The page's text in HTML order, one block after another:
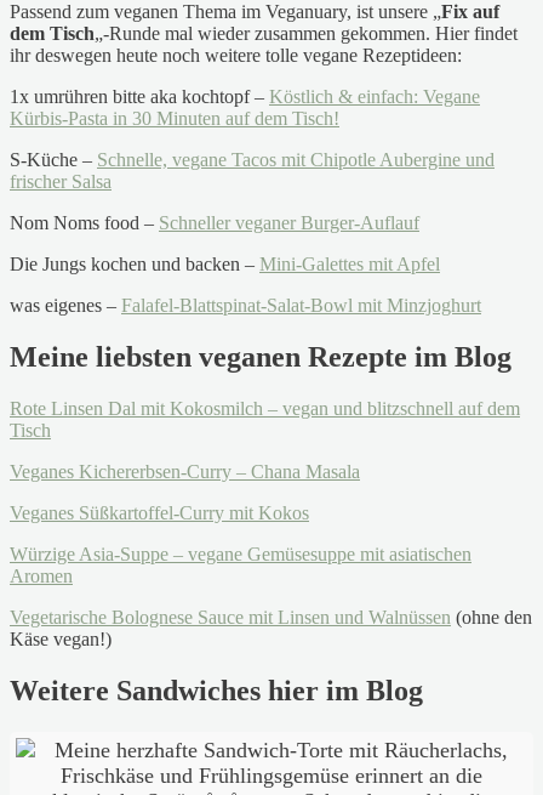
Passend zum veganen Thema im Veganuary, ist unsere „Fix auf
dem Tisch„-Runde mal wieder zusammen gekommen. Hier findet
ihr deswegen heute noch weitere tolle vegane Rezeptideen:
1x umrühren bitte aka kochtopf – Köstlich & einfach: Vegane
Kürbis-Pasta in 30 Minuten auf dem Tisch!
S-Küche – Schnelle, vegane Tacos mit Chipotle Aubergine und
frischer Salsa
Nom Noms food – Schneller veganer Burger-Auflauf
Die Jungs kochen und backen – Mini-Galettes mit Apfel
was eigenes – Falafel-Blattspinat-Salat-Bowl mit Minzjoghurt
Meine liebsten veganen Rezepte im Blog
Rote Linsen Dal mit Kokosmilch – vegan und blitzschnell auf dem
Tisch
Veganes Kichererbsen-Curry – Chana Masala
Veganes Süßkartoffel-Curry mit Kokos
Würzige Asia-Suppe – vegane Gemüsesuppe mit asiatischen
Aromen
Vegetarische Bolognese Sauce mit Linsen und Walnüssen (ohne den
Käse vegan!)
Weitere Sandwiches hier im Blog